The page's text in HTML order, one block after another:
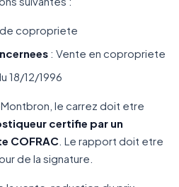
copropriete
: Vente en copropriete
18/12/1996
le carrez doit etre
certifie par un
COFRAC . Le rapport doit etre
de la signature.